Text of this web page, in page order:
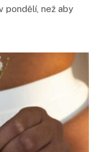
pondělí, než aby